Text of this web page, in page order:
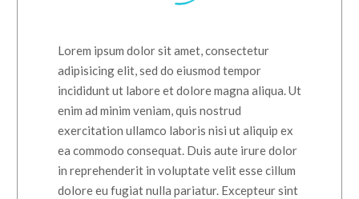
Lorem ipsum dolor sit amet, consectetur
adipisicing elit, sed do eiusmod tempor
incididunt ut labore et dolore magna aliqua. Ut
enim ad minim veniam, quis nostrud
exercitation ullamco laboris nisi ut aliquip ex
ea commodo consequat. Duis aute irure dolor
in reprehenderit in voluptate velit esse cillum
dolore eu fugiat nulla pariatur. Excepteur sint